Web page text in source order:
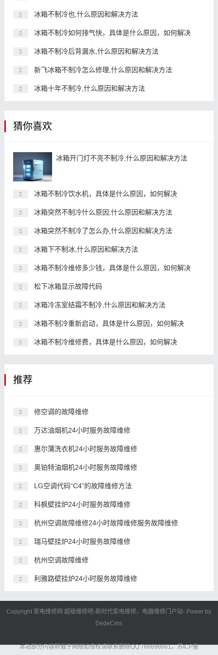
冰箱不制冷也,什么原因和解决方法
冰箱不制冷如何排气快，具体是什么原因，如何解决
冰箱不制冷后背漏水,什么原因和解决方法
新飞冰箱不制冷怎么修理,什么原因和解决方法
冰箱十年不制冷,什么原因和解决方法
猜你喜欢
冰箱开门灯不亮不制冷,什么原因和解决方法
冰箱不制冷饮水机，具体是什么原因，如何解决
冰箱突然不制冷什么原因,什么原因和解决方法
冰箱突然不制冷了怎么办,什么原因和解决方法
冰箱下不制冰,什么原因和解决方法
冰箱不制冷维修多少钱，具体是什么原因，如何解决
松下冰箱显示故障代码
冰箱冷冻室结霜不制冷,什么原因和解决方法
冰箱不制冷重新启动，具体是什么原因，如何解决
冰箱不制冷维修费，具体是什么原因，如何解决
推荐
修空调的故障维修
万达油烟机24小时服务故障维修
惠尔蒲洗衣机24小时服务故障维修
奥铂特油烟机24小时服务故障维修
LG空调代码“C4”的故障维修方法
科枫壁挂炉24小时服务故障维修
杭州空调故障维修24小时故障维修服务故障维修
瑞马壁挂炉24小时服务故障维修
杭州空调故障维修
利雅路壁挂炉24小时服务故障维修
Copyright 家电维修网超级维修吧-新时代家电维修、电器维修门户站- Power by
DedeCms
本站部分内容转载于网络如侵权请联系删除QQ:766698661。苏ICP备